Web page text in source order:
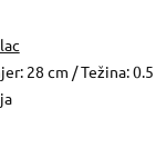
28 cm / Težina: 0.5